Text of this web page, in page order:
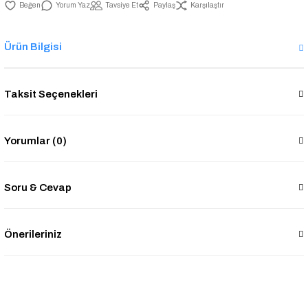
Yorum Yaz Tavsiye Et Paylaş Karşılaştır
Ürün Bilgisi
Taksit Seçenekleri
Yorumlar (0)
Soru & Cevap
Önerileriniz